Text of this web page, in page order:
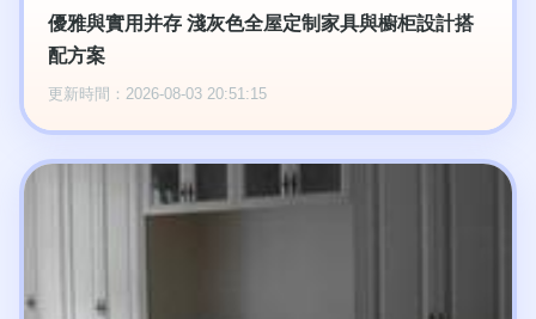
優雅與實用并存 淺灰色全屋定制家具與櫥柜設計搭
配方案
更新時間：2026-08-03 20:51:15